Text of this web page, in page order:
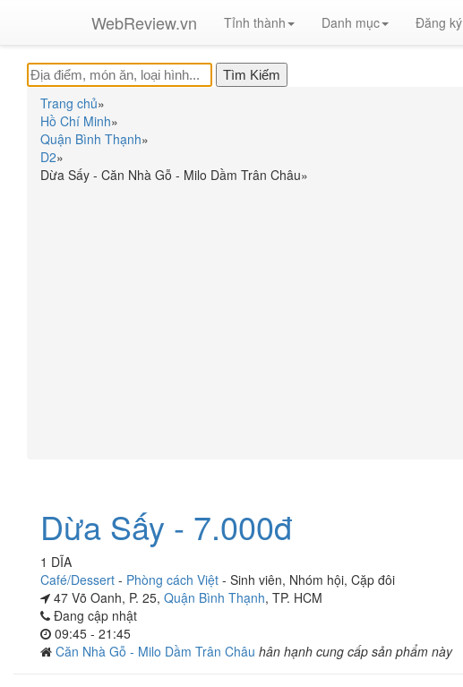
WebReview.vn Tỉnh thành Danh mục Đăng ký
Trang chủ»
Hồ Chí Minh»
Quận Bình Thạnh»
D2»
Dừa Sấy - Căn Nhà Gỗ - Milo Dầm Trân Châu»
Dừa Sấy - 7.000đ
1 DĨA
Café/Dessert - Phòng cách Việt - Sinh viên, Nhóm hội, Cặp đôi
47 Võ Oanh, P. 25, Quận Bình Thạnh, TP. HCM
Đang cập nhật
09:45 - 21:45
Căn Nhà Gỗ - Milo Dầm Trân Châu hân hạnh cung cấp sản phẩm này